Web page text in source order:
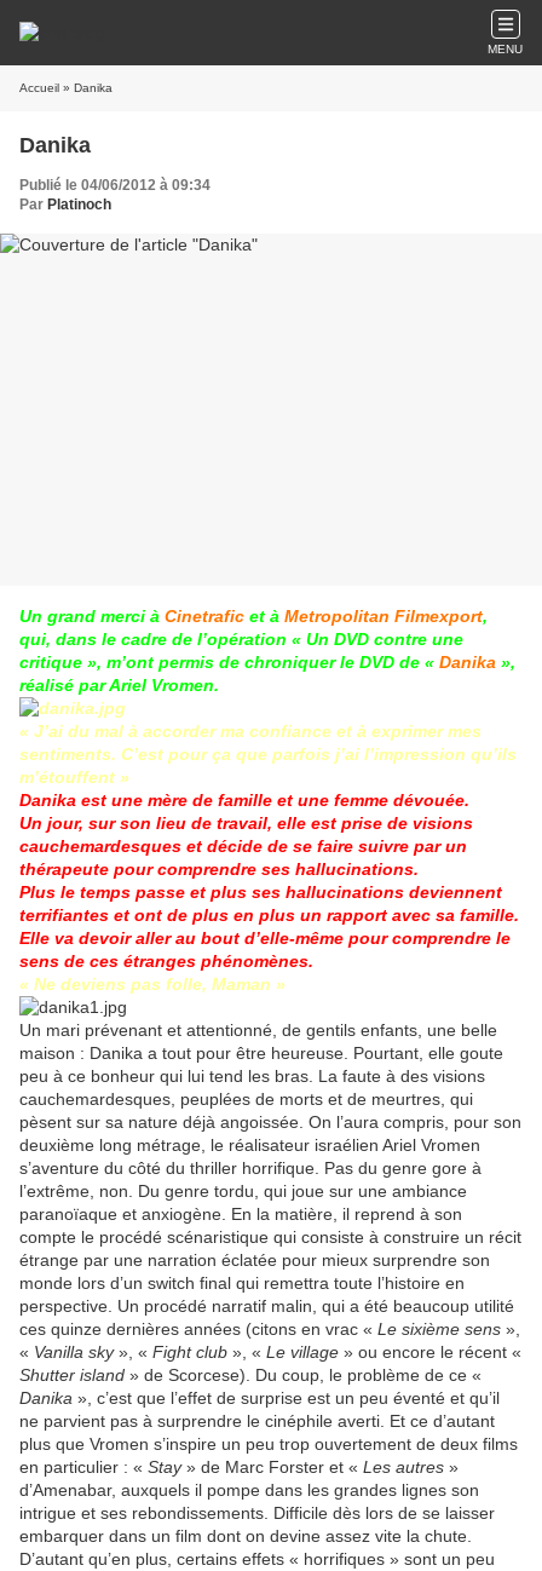
MENU
Accueil » Danika
Danika
Publié le 04/06/2012 à 09:34
Par Platinoch
Un grand merci à Cinetrafic et à Metropolitan Filmexport,
qui, dans le cadre de l’opération « Un DVD contre une
critique », m’ont permis de chroniquer le DVD de « Danika »,
réalisé par Ariel Vromen.
« J’ai du mal à accorder ma confiance et à exprimer mes
sentiments. C’est pour ça que parfois j’ai l’impression qu’ils
m’étouffent »
Danika est une mère de famille et une femme dévouée.
Un jour, sur son lieu de travail, elle est prise de visions
cauchemardesques et décide de se faire suivre par un
thérapeute pour comprendre ses hallucinations.
Plus le temps passe et plus ses hallucinations deviennent
terrifiantes et ont de plus en plus un rapport avec sa famille.
Elle va devoir aller au bout d’elle-même pour comprendre le
sens de ces étranges phénomènes.
« Ne deviens pas folle, Maman »
Un mari prévenant et attentionné, de gentils enfants, une belle
maison : Danika a tout pour être heureuse. Pourtant, elle goute
peu à ce bonheur qui lui tend les bras. La faute à des visions
cauchemardesques, peuplées de morts et de meurtres, qui
pèsent sur sa nature déjà angoissée. On l’aura compris, pour son
deuxième long métrage, le réalisateur israélien Ariel Vromen
s’aventure du côté du thriller horrifique. Pas du genre gore à
l’extrême, non. Du genre tordu, qui joue sur une ambiance
paranoïaque et anxiogène. En la matière, il reprend à son
compte le procédé scénaristique qui consiste à construire un récit
étrange par une narration éclatée pour mieux surprendre son
monde lors d’un switch final qui remettra toute l’histoire en
perspective. Un procédé narratif malin, qui a été beaucoup utilité
ces quinze dernières années (citons en vrac « Le sixième sens »,
« Vanilla sky», « Fight club », « Le village » ou encore le récent «
Shutter island » de Scorcese). Du coup, le problème de ce «
Danika », c’est que l’effet de surprise est un peu éventé et qu’il
ne parvient pas à surprendre le cinéphile averti. Et ce d’autant
plus que Vromen s’inspire un peu trop ouvertement de deux films
en particulier : « Stay» de Marc Forster et « Les autres »
d’Amenabar, auxquels il pompe dans les grandes lignes son
intrigue et ses rebondissements. Difficile dès lors de se laisser
embarquer dans un film dont on devine assez vite la chute.
D’autant qu’en plus, certains effets « horrifiques » sont un peu